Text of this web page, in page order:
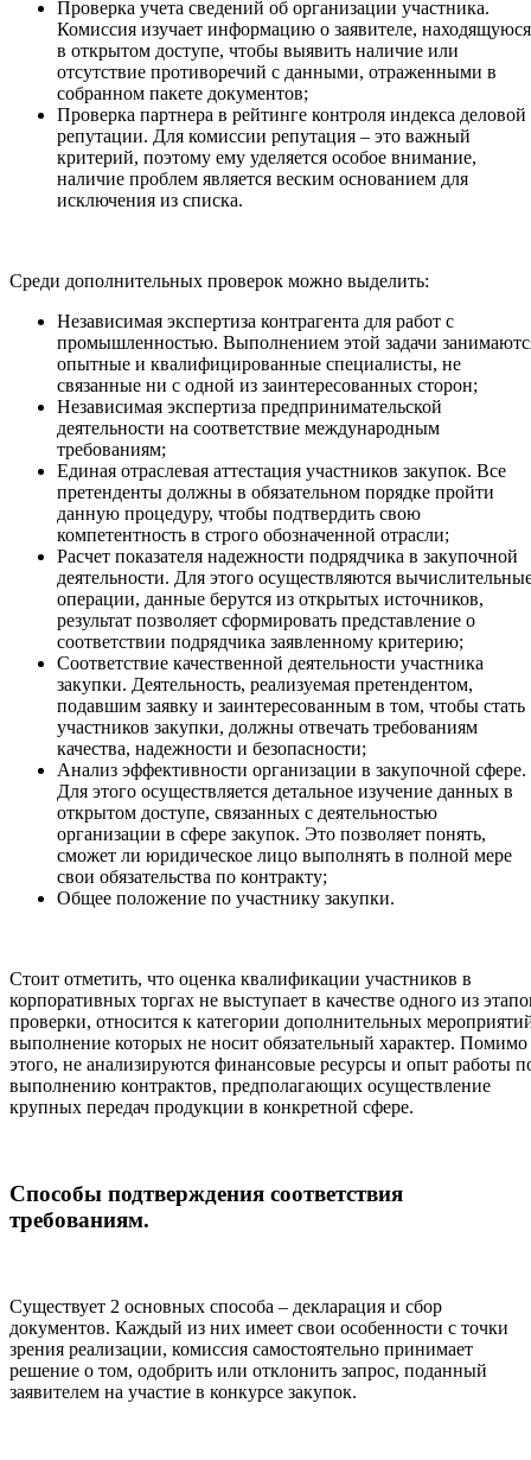
Проверка учета сведений об организации участника.
Комиссия изучает информацию о заявителе, находящуюся
в открытом доступе, чтобы выявить наличие или
отсутствие противоречий с данными, отраженными в
собранном пакете документов;
Проверка партнера в рейтинге контроля индекса деловой
репутации. Для комиссии репутация – это важный
критерий, поэтому ему уделяется особое внимание,
наличие проблем является веским основанием для
исключения из списка.
Среди дополнительных проверок можно выделить:
Независимая экспертиза контрагента для работ с
промышленностью. Выполнением этой задачи
опытные и квалифицированные специалисты, не
связанные ни с одной из заинтересованных сторон;
Независимая экспертиза предпринимательской
деятельности на соответствие международным
требованиям;
Единая отраслевая аттестация участников закупок. Все
претенденты должны в обязательном порядке пройти
данную процедуру, чтобы подтвердить свою
компетентность в строго обозначенной отрасли;
Расчет показателя надежности подрядчика в закупочной
деятельности. Для этого осуществляются
операции, данные берутся из открытых источников,
результат позволяет сформировать представление о
соответствии подрядчика заявленному критерию;
Соответствие качественной деятельности участника
закупки. Деятельность, реализуемая претендентом,
подавшим заявку и заинтересованным в том, чтобы стать
участников закупки, должны отвечать требованиям
качества, надежности и безопасности;
Анализ эффективности организации в закупочной сфере.
Для этого осуществляется детальное изучение данных в
открытом доступе, связанных с деятельностью
организации в сфере закупок. Это позволяет понять,
сможет ли юридическое лицо выполнять в полной мере
свои обязательства по контракту;
Общее положение по участнику закупки.
Стоит отметить, что оценка квалификации участников в
корпоративных торгах не выступает в качестве одного из
проверки, относится к категории дополнительных
выполнение которых не носит обязательный характер. Помимо
этого, не анализируются финансовые ресурсы и опыт работы
выполнению контрактов, предполагающих осуществление
крупных передач продукции в конкретной сфере.
Способы подтверждения соответствия
требованиям.
Существует 2 основных способа – декларация и сбор
документов. Каждый из них имеет свои особенности с точки
зрения реализации, комиссия самостоятельно принимает
решение о том, одобрить или отклонить запрос, поданный
заявителем на участие в конкурсе закупок.